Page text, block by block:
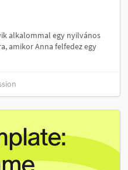
alkalommal egy nyilvános
amikor Anna felfedez egy